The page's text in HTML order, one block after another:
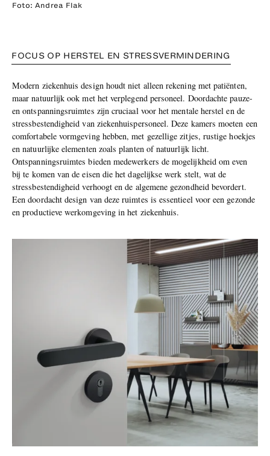
Foto: Andrea Flak
FOCUS OP HERSTEL EN STRESSVERMINDERING
Modern ziekenhuis design houdt niet alleen rekening met patiënten,
maar natuurlijk ook met het verplegend personeel. Doordachte pauze-
en ontspanningsruimtes zijn cruciaal voor het mentale herstel en de
stressbestendigheid van ziekenhuispersoneel. Deze kamers moeten een
comfortabele vormgeving hebben, met gezellige zitjes, rustige hoekjes
en natuurlijke elementen zoals planten of natuurlijk licht.
Ontspanningsruimtes bieden medewerkers de mogelijkheid om even
bij te komen van de eisen die het dagelijkse werk stelt, wat de
stressbestendigheid verhoogt en de algemene gezondheid bevordert.
Een doordacht design van deze ruimtes is essentieel voor een gezonde
en productieve werkomgeving in het ziekenhuis.